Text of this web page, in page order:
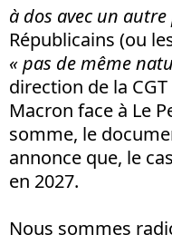
à dos avec un
Républicains (ou
« pas de même
direction de la
Macron face à Le
somme, le
annonce que, le
en 2027.
Nous sommes